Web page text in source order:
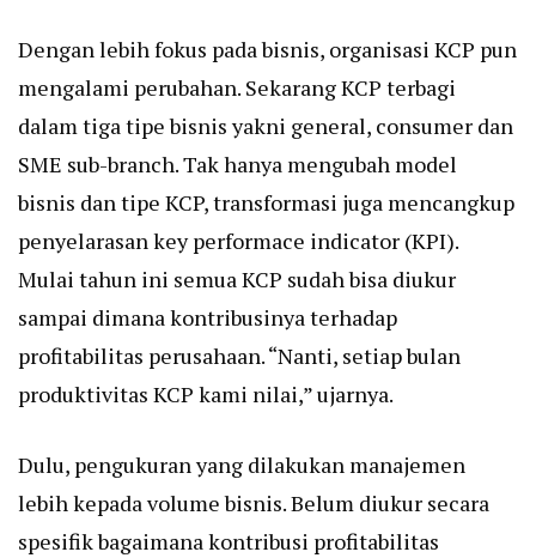
Dengan lebih fokus pada bisnis, organisasi KCP pun
mengalami perubahan. Sekarang KCP terbagi
dalam tiga tipe bisnis yakni general, consumer dan
SME sub-branch. Tak hanya mengubah model
bisnis dan tipe KCP, transformasi juga mencangkup
penyelarasan key performace indicator (KPI).
Mulai tahun ini semua KCP sudah bisa diukur
sampai dimana kontribusinya terhadap
profitabilitas perusahaan. “Nanti, setiap bulan
produktivitas KCP kami nilai,” ujarnya.
Dulu, pengukuran yang dilakukan manajemen
lebih kepada volume bisnis. Belum diukur secara
spesifik bagaimana kontribusi profitabilitas